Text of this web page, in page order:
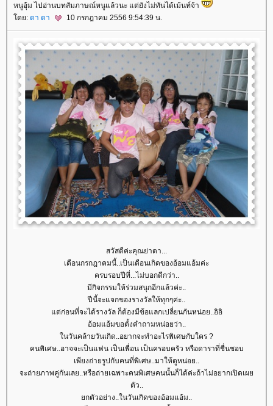
หนูอุ้ม ไปอ่านบทสัมภาษณ์หนูแล้วนะ แต่ยังไม่ทันได้เม้นท์จ้า
ดย: ดา ดา 10 กรกฎาคม 2556 9:54:39 น.
สวัสดีค่ะคุณย่าดา...
เดือนกรกฎาคมนี้..เป็นเดือนเกิดของอ้อมแอ้มค่ะ
ครบรอบปีที่...ไม่บอกดีกว่า..
มีกิจกรรมให้ร่วมสนุกอีกแล้วค่ะ..
ปีนี้จะแจกของรางวัลให้ทุกๆค่ะ..
ต่ก่อนที่จะได้รางวัล ก็ต้องมีข้อแลกเปลี่ยนกันหน่อย..อิอิ
อ้อมแอ้มขอตั้งคำถามหน่อยว่า..
นวันคล้ายวันเกิด..อยากจะทำอะไรพิเศษกับใคร ?
คนพิเศษ..อาจจะเป็นแฟน เป็นเพื่อน เป็นครอบครัว หรือดาราที่ชื่นชอบ
เพียงถ่ายรูปกับคนที่พิเศษ..มาให้ดูหน่อย..
จะถ่ายภาพคู่กันเลย..หรือถ่ายเฉพาะคนพิเศษคนนั้นก็ได้ค่ะถ้าไม่อยากเปิดเผ
ตัว..
กตัวอย่าง..ในวันเกิดของอ้อมแอ้ม..